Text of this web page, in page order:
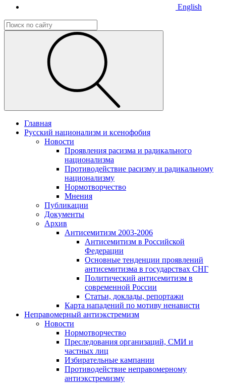
English
Главная
Русский национализм и ксенофобия
Новости
Проявления расизма и радикального
национализма
Противодействие расизму и радикальному
национализму
Нормотворчество
Мнения
Публикации
Документы
Архив
Антисемитизм 2003-2006
Антисемитизм в Российской
Федерации
Основные тенденции проявлений
антисемитизма в государствах СНГ
Политический антисемитизм в
современной России
Статьи, доклады, репортажи
Карта нападений по мотиву ненависти
Неправомерный антиэкстремизм
Новости
Нормотворчество
Преследования организаций, СМИ и
частных лиц
Избирательные кампании
Противодействие неправомерному
антиэкстремизму